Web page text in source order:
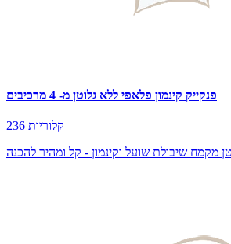
פנקייק קינמון פלאפי ללא גלוטן מ- 4 מרכיבים
236 קלוריות